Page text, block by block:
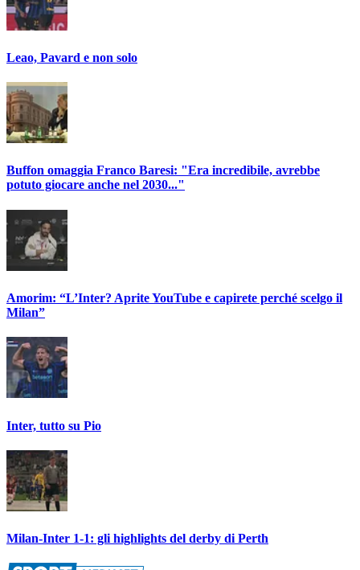
Leao, Pavard e non solo
Buffon omaggia Franco Baresi: "Era incredibile, avrebbe
potuto giocare anche nel 2030..."
Amorim: “L’Inter? Aprite YouTube e capirete perché scelgo il
Milan”
Inter, tutto su Pio
Milan-Inter 1-1: gli highlights del derby di Perth